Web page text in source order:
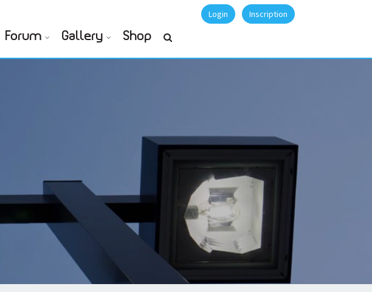
Login Inscription
Forum Gallery Shop